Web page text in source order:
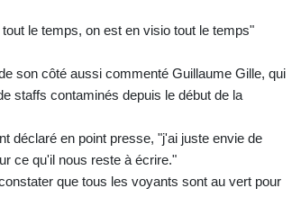
le temps, on est en visio tout le temps"
son côté aussi commenté Guillaume Gille, qui
staffs contaminés depuis le début de la
déclaré en point presse, "j'ai juste envie de
ce qu'il nous reste à écrire."
que tous les voyants sont au vert pour